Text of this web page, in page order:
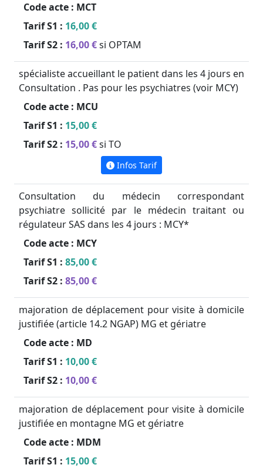
Code acte : MCT
Tarif S1 : 16,00 €
Tarif S2 : 16,00 €si OPTAM
spécialiste accueillant le patient dans les 4 jours en
Consultation . Pas pour les psychiatres (voir MCY)
Code acte : MCU
Tarif S1 : 15,00 €
Tarif S2 : 15,00 €si TO
Infos Tarif
Consultation du médecin correspondant
psychiatre sollicité par le médecin traitant ou
régulateur SAS dans les 4 jours : MCY*
Code acte : MCY
Tarif S1 : 85,00 €
Tarif S2 : 85,00 €
majoration de déplacement pour visite à domicile
justifiée (article 14.2 NGAP) MG et gériatre
Code acte : MD
Tarif S1 : 10,00 €
Tarif S2 : 10,00 €
majoration de déplacement pour visite à domicile
justifiée en montagne MG et gériatre
Code acte : MDM
Tarif S1 : 15,00 €